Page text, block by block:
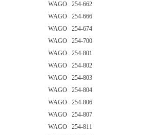
WAGO 254-662
WAGO 254-666
WAGO 254-674
WAGO 254-700
WAGO 254-801
WAGO 254-802
WAGO 254-803
WAGO 254-804
WAGO 254-806
WAGO 254-807
WAGO 254-811